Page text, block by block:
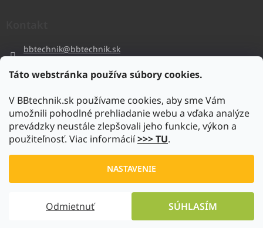
Táto webstránka používa súbory cookies.
V BBtechnik.sk používame cookies, aby sme Vám
umožnili pohodlné prehliadanie webu a vďaka analýze
prevádzky neustále zlepšovali jeho funkcie, výkon a
použiteľnosť. Viac informácií>>> TU.
NASTAVENIE
Odmietnuť SÚHLASÍM
bbtechnik@bbtechnik.sk
bbtechnik
https://www.youtube.com/@bb-techniks.r.o.7746
www.bbtechnik.sk. Všetky práva vyhradené.
Upraviť nastavenie cookies